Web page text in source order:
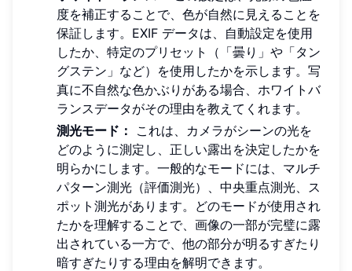
度を補正することで、色が自然に見えることを
保証します。EXIF データは、自動設定を使用
したか、特定のプリセット（「曇り」や「タン
グステン」など）を使用したかを示します。写
真に不自然な色かぶりがある場合、ホワイトバ
ランスデータがその理由を教えてくれます。
測光モード：
これは、カメラがシーンの光を
どのように測定し、正しい露出を決定したかを
明らかにします。一般的なモードには、マルチ
パターン測光（評価測光）、中央重点測光、ス
ポット測光があります。どのモードが使用され
たかを理解することで、画像の一部が完璧に露
出されている一方で、他の部分が明るすぎたり
暗すぎたりする理由を解明できます。